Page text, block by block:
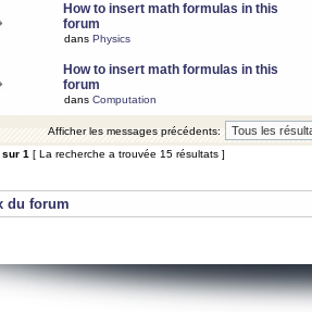
How to insert math formulas in this
forum
dans Physics
How to insert math formulas in this
forum
dans Computation
Afficher les messages précédents:
sur 1 [ La recherche a trouvée 15 résultats ]
du forum